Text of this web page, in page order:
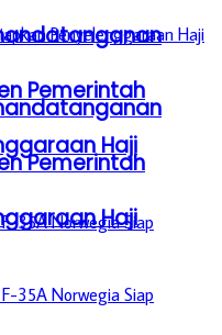
Pemerintah
Haji
Pemerintah
Haji